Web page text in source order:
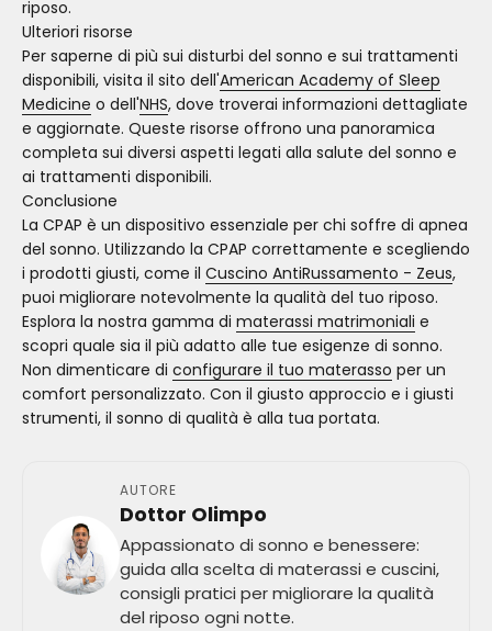
riposo.
Ulteriori risorse
Per saperne di più sui disturbi del sonno e sui trattamenti
disponibili, visita il sito dell'American Academy of Sleep
Medicine o dell'NHS, dove troverai informazioni dettagliate
e aggiornate. Queste risorse offrono una panoramica
completa sui diversi aspetti legati alla salute del sonno e
ai trattamenti disponibili.
Conclusione
La CPAP è un dispositivo essenziale per chi soffre di apnea
del sonno. Utilizzando la CPAP correttamente e scegliendo
i prodotti giusti, come il Cuscino AntiRussamento - Zeus,
puoi migliorare notevolmente la qualità del tuo riposo.
Esplora la nostra gamma di materassi matrimoniali e
scopri quale sia il più adatto alle tue esigenze di sonno.
Non dimenticare di configurare il tuo materasso per un
comfort personalizzato. Con il giusto approccio e i giusti
strumenti, il sonno di qualità è alla tua portata.
AUTORE
Dottor Olimpo
Appassionato di sonno e benessere:
guida alla scelta di materassi e cuscini,
consigli pratici per migliorare la qualità
del riposo ogni notte.